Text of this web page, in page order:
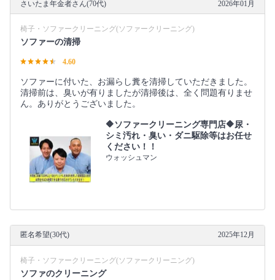
さいたま年金者さん(70代) 2026年01月
椅子・ソファークリーニング(ソファークリーニング)
ソファーの清掃
4.60
ソファーに付いた、お漏らし糞を清掃していただきました。
清掃前は、臭いが有りましたが清掃後は、全く問題有りませ
ん。ありがとうございました。
🔶ソファークリーニング専門店🔶尿・
シミ汚れ・臭い・ダニ駆除等はお任せ
ください！！
ウォッシュマン
匿名希望(30代) 2025年12月
椅子・ソファークリーニング(ソファークリーニング)
ソファのクリーニング